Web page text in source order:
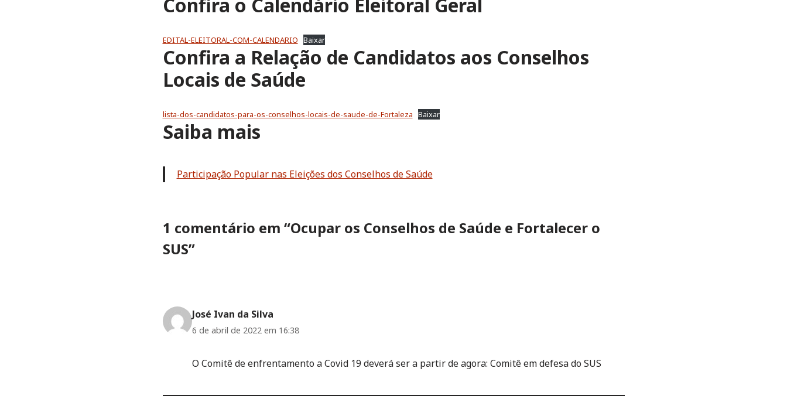
EDITAL-ELEITORAL-COM-CALENDARIO Baixar
Confira a Relação de Candidatos aos Conselhos
Locais de Saúde
lista-dos-candidatos-para-os-conselhos-locais-de-saude-de-Fortaleza Baixar
Saiba mais
Participação Popular nas Eleições dos Conselhos de Saúde
1 comentário em “Ocupar os Conselhos de Saúde e Fortalecer o
SUS”
José Ivan da Silva
6 de abril de 2022 em 16:38
O Comitê de enfrentamento a Covid 19 deverá ser a partir de agora: Comitê em defesa do SUS